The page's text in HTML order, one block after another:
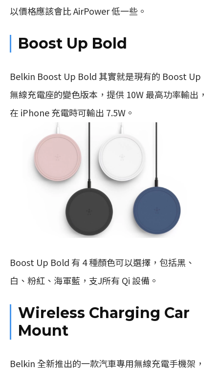
以價格應該會比 AirPower 低一些。
Boost Up Bold
Belkin Boost Up Bold 其實就是現有的 Boost Up
無線充電座的變色版本，提供 10W 最高功率輸出，
在 iPhone 充電時可輸出 7.5W。
Boost Up Bold 有 4 種顏色可以選擇，包括黑、
白、粉紅、海軍藍，支J所有 Qi 設備。
Wireless Charging Car
Mount
Belkin 全新推出的一款汽車專用無線充電手機架，